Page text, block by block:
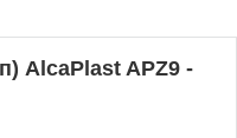
AlcaPlast APZ9 -